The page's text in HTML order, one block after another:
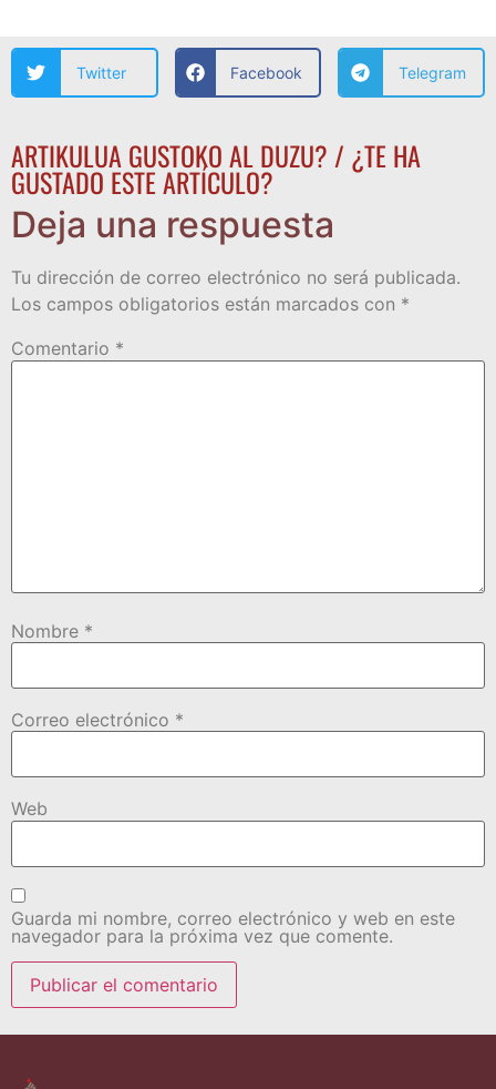
Twitter Facebook Telegram
ARTIKULUA GUSTOKO AL DUZU? / ¿TE HA
GUSTADO ESTE ARTÍCULO?
Deja una respuesta
Tu dirección de correo electrónico no será publicada.
Los campos obligatorios están marcados con *
Comentario *
Nombre *
Correo electrónico *
Web
Guarda mi nombre, correo electrónico y web en este
navegador para la próxima vez que comente.